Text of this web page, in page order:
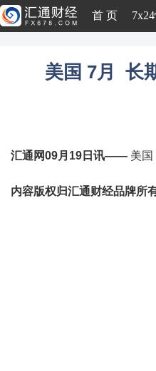
首 页
美国 7月 长
汇通网09月19日讯—— 美
内容版权归汇通财经品牌所